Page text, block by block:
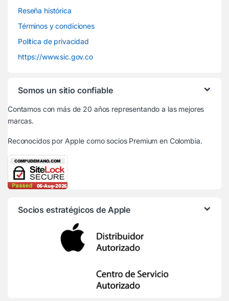
Reseña histórica
Términos y condiciones
Política de privacidad
https://www.sic.gov.co
Somos un sitio confiable
Contamos con más de 20 años representando a las mejores
marcas.
Reconocidos por Apple como socios Premium en Colombia.
Socios estratégicos de Apple